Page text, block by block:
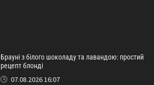
Брауні з білого шоколаду та лавандою: простий
рецепт блонді
07.08.2026 16:07